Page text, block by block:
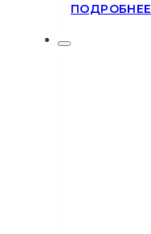
ПОДРОБНЕЕ